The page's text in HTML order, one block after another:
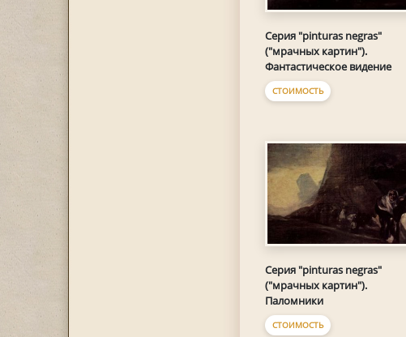
Серия "pinturas negras"
("мрачных картин").
Фантастическое видение
СТОИМОСТЬ
Серия "pinturas negras"
("мрачных картин").
Паломники
СТОИМОСТЬ